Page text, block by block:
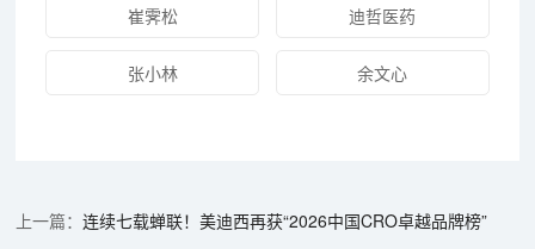
崔霁松 迪哲医药
张小林 余文心
连续七载蝉联！美迪西再获“2026中国CRO卓越品牌榜”